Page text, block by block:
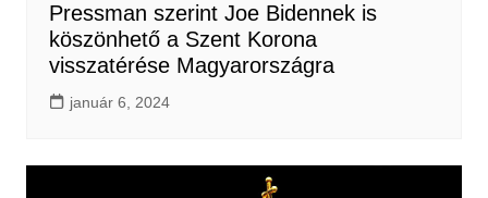
Pressman szerint Joe Bidennek is
köszönhető a Szent Korona
visszatérése Magyarországra
január 6, 2024